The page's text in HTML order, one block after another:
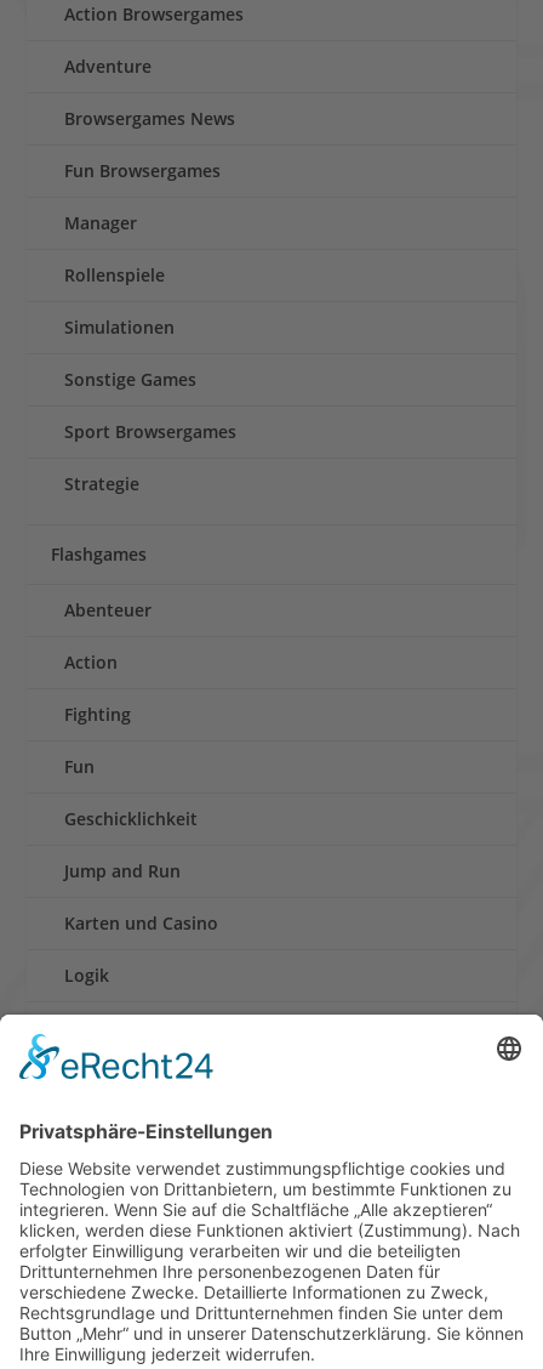
Action Browsergames
Adventure
Browsergames News
Fun Browsergames
Manager
Rollenspiele
Simulationen
Sonstige Games
Sport Browsergames
Strategie
Flashgames
Abenteuer
Action
Fighting
Fun
Geschicklichkeit
Jump and Run
Karten und Casino
Logik
Retro und Klassiker
Shooter
Sonstige Spiele
Sport
News